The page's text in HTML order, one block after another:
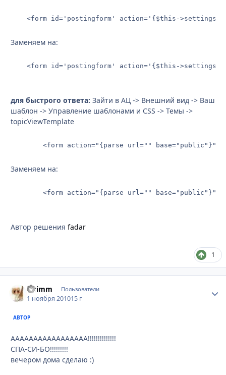
<form id='postingform' action='{$this-
Заменяем на:
<form id='postingform' action='{$this-
для быстрого ответа: Зайти в АЦ -> Внешний вид -> Ваш
шаблон -> Управление шаблонами и CSS -> Темы ->
topicViewTemplate
<form action="{parse url="" base="public"}"
Заменяем на:
<form action="{parse url=""
Автор решения fadar
1
swimm Пользователи
1 ноября 201015 г
АВТОР
ААААААААААААААААА!!!!!!!!!!!!!!
СПА-СИ-БО!!!!!!!!!
вечером дома сделаю :)